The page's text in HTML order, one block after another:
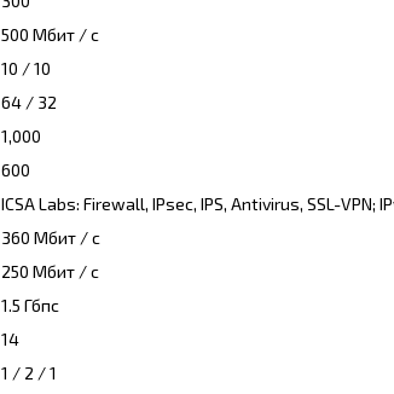
500 Мбит / с
10 / 10
64 / 32
1,000
600
ICSA Labs: Firewall, IPsec, IPS, Antivirus, SSL-VPN;
360 Мбит / с
250 Мбит / с
1.5 Гбпс
14
1 / 2 / 1